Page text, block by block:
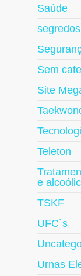
Saúde
Sem
Site
Teleton
e
TSKF
UFC´s
Urnas